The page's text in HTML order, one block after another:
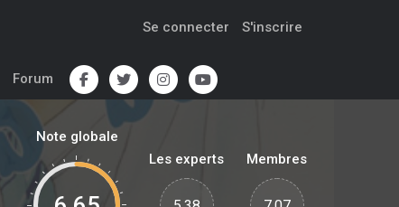
Se connecter S'inscrire
Forum
Note globale
Les experts Membres